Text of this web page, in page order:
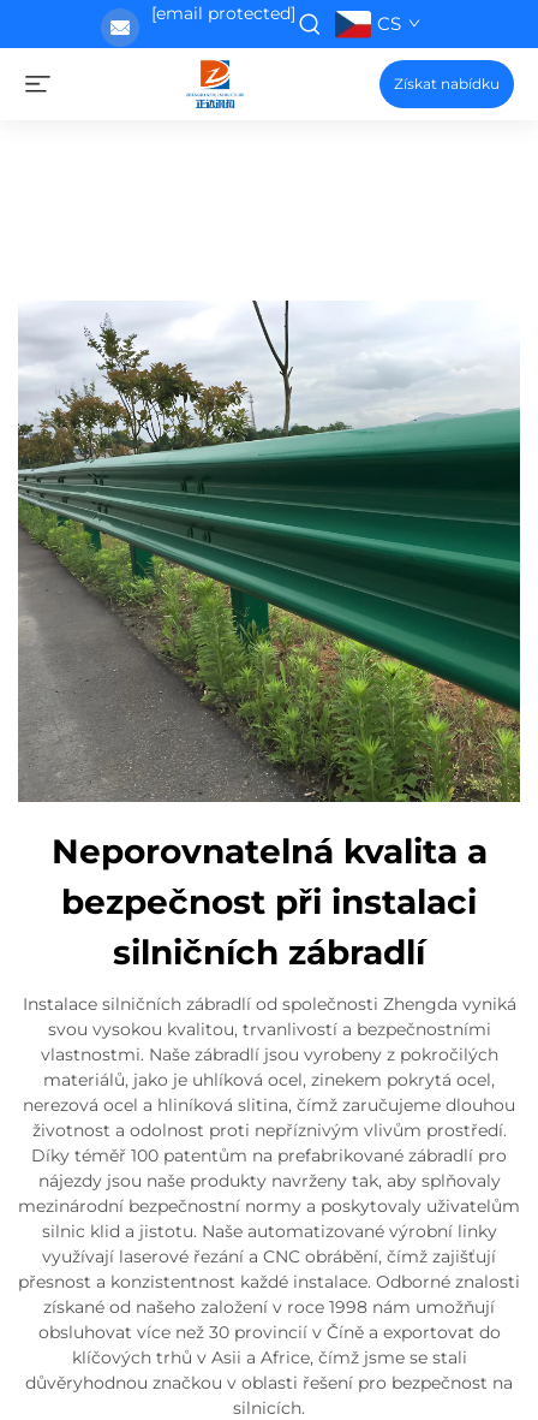
[email protected] CS
Získat nabídku
Neporovnatelná kvalita a
bezpečnost při instalaci
silničních zábradlí
Instalace silničních zábradlí od společnosti Zhengda vyniká
svou vysokou kvalitou, trvanlivostí a bezpečnostními
vlastnostmi. Naše zábradlí jsou vyrobeny z pokročilých
materiálů, jako je uhlíková ocel, zinekem pokrytá ocel,
nerezová ocel a hliníková slitina, čímž zaručujeme dlouhou
životnost a odolnost proti nepříznivým vlivům prostředí.
Díky téměř 100 patentům na prefabrikované zábradlí pro
nájezdy jsou naše produkty navrženy tak, aby splňovaly
mezinárodní bezpečnostní normy a poskytovaly uživatelům
silnic klid a jistotu. Naše automatizované výrobní linky
využívají laserové řezání a CNC obrábění, čímž zajišťují
přesnost a konzistentnost každé instalace. Odborné znalosti
získané od našeho založení v roce 1998 nám umožňují
obsluhovat více než 30 provincií v Číně a exportovat do
klíčových trhů v Asii a Africe, čímž jsme se stali
důvěryhodnou značkou v oblasti řešení pro bezpečnost na
silnicích.